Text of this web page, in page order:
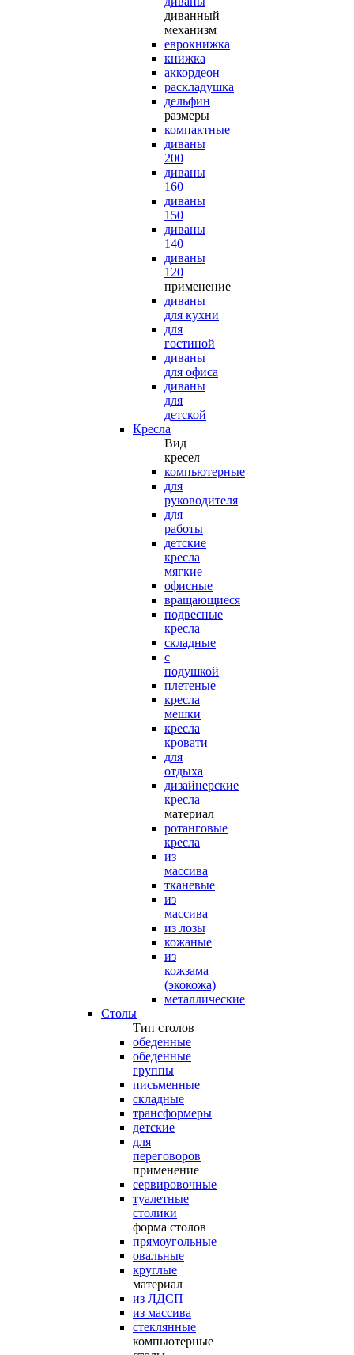
диванный
механизм
еврокнижка
книжка
аккордеон
раскладушка
дельфин
размеры
компактные
диваны
200
диваны
160
диваны
150
диваны
140
диваны
120
применение
диваны
для кухни
для
гостиной
диваны
для офиса
диваны
для
детской
Кресла
Вид
кресел
компьютерные
для
руководителя
для
работы
детские
кресла
мягкие
офисные
вращающиеся
подвесные
кресла
складные
с
подушкой
плетеные
кресла
мешки
кресла
кровати
для
отдыха
дизайнерские
кресла
материал
ротанговые
кресла
из
массива
тканевые
из
массива
из лозы
кожаные
из
кожзама
(экокожа)
металлические
Столы
Тип столов
обеденные
обеденные
группы
письменные
складные
трансформеры
детские
для
переговоров
применение
сервировочные
туалетные
столики
форма столов
прямоугольные
овальные
круглые
материал
из ЛДСП
из массива
стеклянные
компьютерные